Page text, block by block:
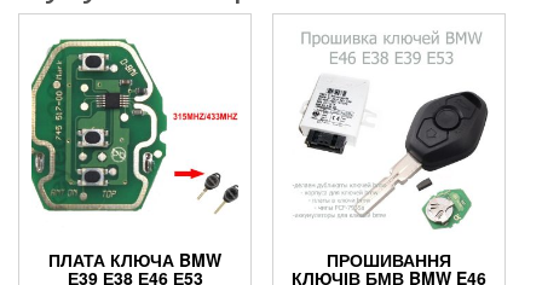
ПЛАТА КЛЮЧА BMW
Е39 Е38 Е46 Е53
ПРОШИВАННЯ
КЛЮЧІВ БМВ BMW E46